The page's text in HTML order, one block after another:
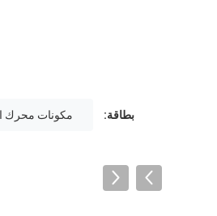
بطاقة: مكونات محرك